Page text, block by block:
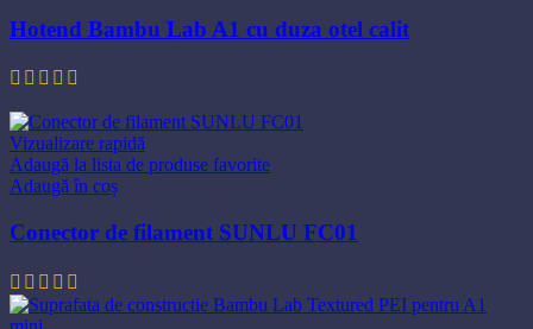
Hotend Bambu Lab A1 cu duza otel calit
Vizualizare rapidă
Adaugă la lista de produse favorite
Adaugă în coș
Conector de filament SUNLU FC01